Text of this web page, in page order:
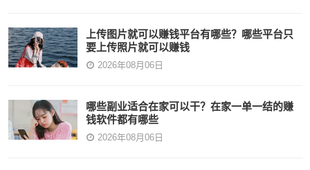
上传图片就可以赚钱平台有哪些？哪些平台只
要上传照片就可以赚钱
2026年08月06日
哪些副业适合在家可以干？在家一单一结的赚
钱软件都有哪些
2026年08月06日